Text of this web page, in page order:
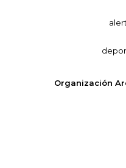
Organización